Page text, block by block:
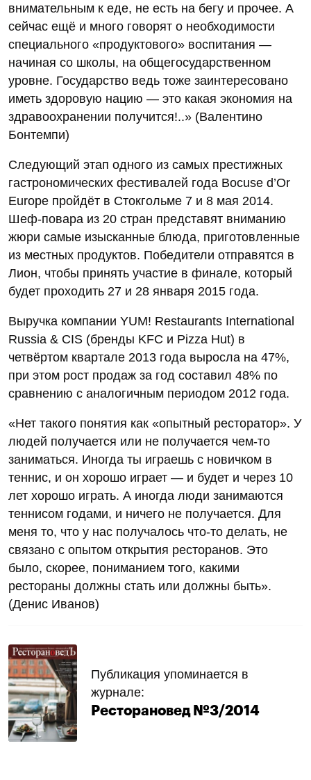
внимательным к еде, не есть на бегу и прочее. А
сейчас ещё и много говорят о необходимости
специального «продуктового» воспитания —
начиная со школы, на общегосударственном
уровне. Государство ведь тоже заинтересовано
иметь здоровую нацию — это какая экономия на
здравоохранении получится!..» (Валентино
Бонтемпи)
Следующий этап одного из самых престижных
гастрономических фестивалей года Bocuse d’Or
Europe пройдёт в Стокгольме 7 и 8 мая 2014.
Шеф-повара из 20 стран представят вниманию
жюри самые изысканные блюда, приготовленные
из местных продуктов. Победители отправятся в
Лион, чтобы принять участие в финале, который
будет проходить 27 и 28 января 2015 года.
Выручка компании YUM! Restaurants International
Russia & CIS (бренды KFC и Pizza Hut) в
четвёртом квартале 2013 года выросла на 47%,
при этом рост продаж за год составил 48% по
сравнению с аналогичным периодом 2012 года.
«Нет такого понятия как «опытный ресторатор». У
людей получается или не получается чем-то
заниматься. Иногда ты играешь с новичком в
теннис, и он хорошо играет — и будет и через 10
лет хорошо играть. А иногда люди занимаются
теннисом годами, и ничего не получается. Для
меня то, что у нас получалось что-то делать, не
связано с опытом открытия ресторанов. Это
было, скорее, пониманием того, какими
рестораны должны стать или должны быть».
(Денис Иванов)
Публикация упоминается в
журнале:
Ресторановед №3/2014